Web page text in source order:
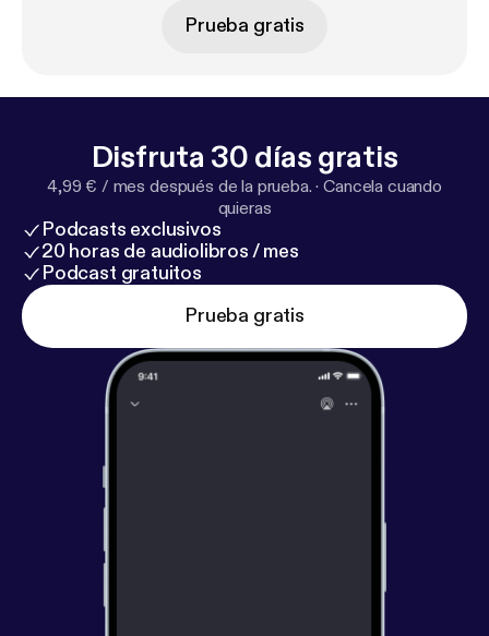
Prueba gratis
Disfruta 30 días gratis
4,99 € / mes después de la prueba. ·Cancela cuando
quieras
Podcasts exclusivos
20 horas de audiolibros / mes
Podcast gratuitos
Prueba gratis